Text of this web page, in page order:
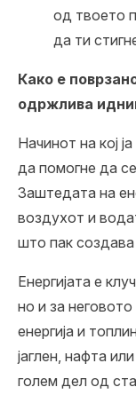
од твоето
да ти
Како е
одржлива
Начинот на кој
да помогне да
Заштедата на
воздухот и
што пак
Енергијата е
но и за
енергија и
јаглен, нафта
голем дел од